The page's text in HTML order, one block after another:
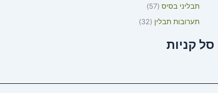
תבליני בסיס 57
תערובות תבלין
32
סל קניות